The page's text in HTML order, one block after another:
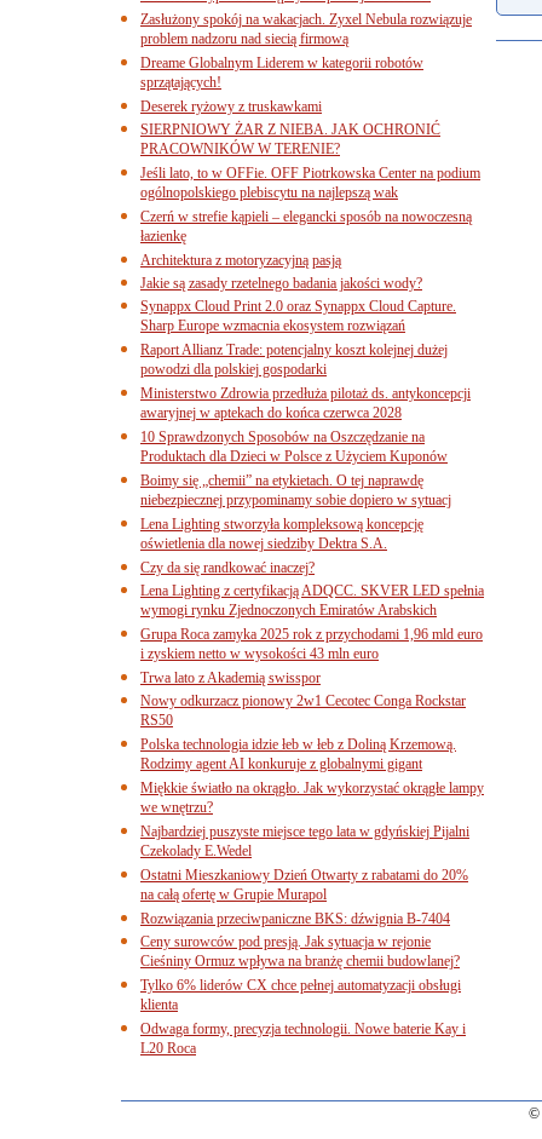
Zasłużony spokój na wakacjach. Zyxel Nebula rozwiązuje
problem nadzoru nad siecią firmową
Dreame Globalnym Liderem w kategorii robotów
sprzątających!
Deserek ryżowy z truskawkami
SIERPNIOWY ŻAR Z NIEBA. JAK OCHRONIĆ
PRACOWNIKÓW W TERENIE?
Jeśli lato, to w OFFie. OFF Piotrkowska Center na podium
ogólnopolskiego plebiscytu na najlepszą wak
Czerń w strefie kąpieli – elegancki sposób na nowoczesną
łazienkę
Architektura z motoryzacyjną pasją
Jakie są zasady rzetelnego badania jakości wody?
Synappx Cloud Print 2.0 oraz Synappx Cloud Capture.
Sharp Europe wzmacnia ekosystem rozwiązań
Raport Allianz Trade: potencjalny koszt kolejnej dużej
powodzi dla polskiej gospodarki
Ministerstwo Zdrowia przedłuża pilotaż ds. antykoncepcji
awaryjnej w aptekach do końca czerwca 2028
10 Sprawdzonych Sposobów na Oszczędzanie na
Produktach dla Dzieci w Polsce z Użyciem Kuponów
Boimy się „chemii” na etykietach. O tej naprawdę
niebezpiecznej przypominamy sobie dopiero w sytuacj
Lena Lighting stworzyła kompleksową koncepcję
oświetlenia dla nowej siedziby Dektra S.A.
Czy da się randkować inaczej?
Lena Lighting z certyfikacją ADQCC. SKVER LED spełnia
wymogi rynku Zjednoczonych Emiratów Arabskich
Grupa Roca zamyka 2025 rok z przychodami 1,96 mld euro
i zyskiem netto w wysokości 43 mln euro
Trwa lato z Akademią swisspor
Nowy odkurzacz pionowy 2w1 Cecotec Conga Rockstar
RS50
Polska technologia idzie łeb w łeb z Doliną Krzemową.
Rodzimy agent AI konkuruje z globalnymi gigant
Miękkie światło na okrągło. Jak wykorzystać okrągłe lampy
we wnętrzu?
Najbardziej puszyste miejsce tego lata w gdyńskiej Pijalni
Czekolady E.Wedel
Ostatni Mieszkaniowy Dzień Otwarty z rabatami do 20%
na całą ofertę w Grupie Murapol
Rozwiązania przeciwpaniczne BKS: dźwignia B-7404
Ceny surowców pod presją. Jak sytuacja w rejonie
Cieśniny Ormuz wpływa na branżę chemii budowlanej?
Tylko 6% liderów CX chce pełnej automatyzacji obsługi
klienta
Odwaga formy, precyzja technologii. Nowe baterie Kay i
L20 Roca
©